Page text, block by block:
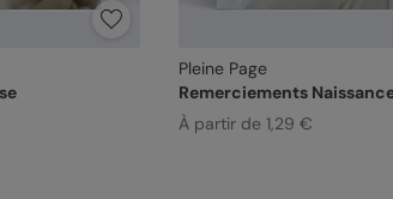
Pleine Page
Remerciements
À partir de 1,29 €